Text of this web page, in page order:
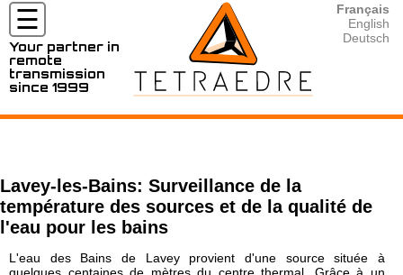
☰
MARCHÉS
ET
APPLICATIONS
LOCATIONS
RESSOURCES
Your partner in
remote
transmission
since 1999
Français
English
Deutsch
⦿ Nos activités pour l'Eau
⦿ Distribution/Sectorisation d'Eau
⦿ Lecture des compteurs d'Eau
⦿ Surveillance et pression du réseau d'Eau
⦿ Production d'Eau
⦿ TRMC-5-K 4G
⦿ TRMC-1 wM-Bus OMS 4G
⦿ ... (plus)
⦿ Location / Rental Radar Vega
⦿ Rental TPM-1 Pressure Mobile
⦿ UNIX timestamp
⦿ XML
⦿ Outils de calcul
Lavey-les-Bains: Surveillance de la
température des sources et de la qualité de
l'eau pour les bains
L'eau des Bains de Lavey provient d'une source située à